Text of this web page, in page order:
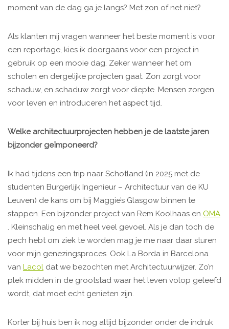
moment van de dag ga je langs? Met zon of net niet?
Als klanten mij vragen wanneer het beste moment is voor
een reportage, kies ik doorgaans voor een project in
gebruik op een mooie dag. Zeker wanneer het om
scholen en dergelijke projecten gaat. Zon zorgt voor
schaduw, en schaduw zorgt voor diepte. Mensen zorgen
voor leven en introduceren het aspect tijd.
Welke architectuurprojecten hebben je de laatste jaren
bijzonder geïmponeerd?
Ik had tijdens een trip naar Schotland (in 2025 met de
studenten Burgerlijk Ingenieur – Architectuur van de KU
Leuven) de kans om bij Maggie’s Glasgow binnen te
stappen. Een bijzonder project van Rem Koolhaas en OMA
. Kleinschalig en met heel veel gevoel. Als je dan toch de
pech hebt om ziek te worden mag je me naar daar sturen
voor mijn genezingsproces. Ook La Borda in Barcelona
van Lacol dat we bezochten met Architectuurwijzer. Zo’n
plek midden in de grootstad waar het leven volop geleefd
wordt, dat moet echt genieten zijn.
Korter bij huis ben ik nog altijd bijzonder onder de indruk